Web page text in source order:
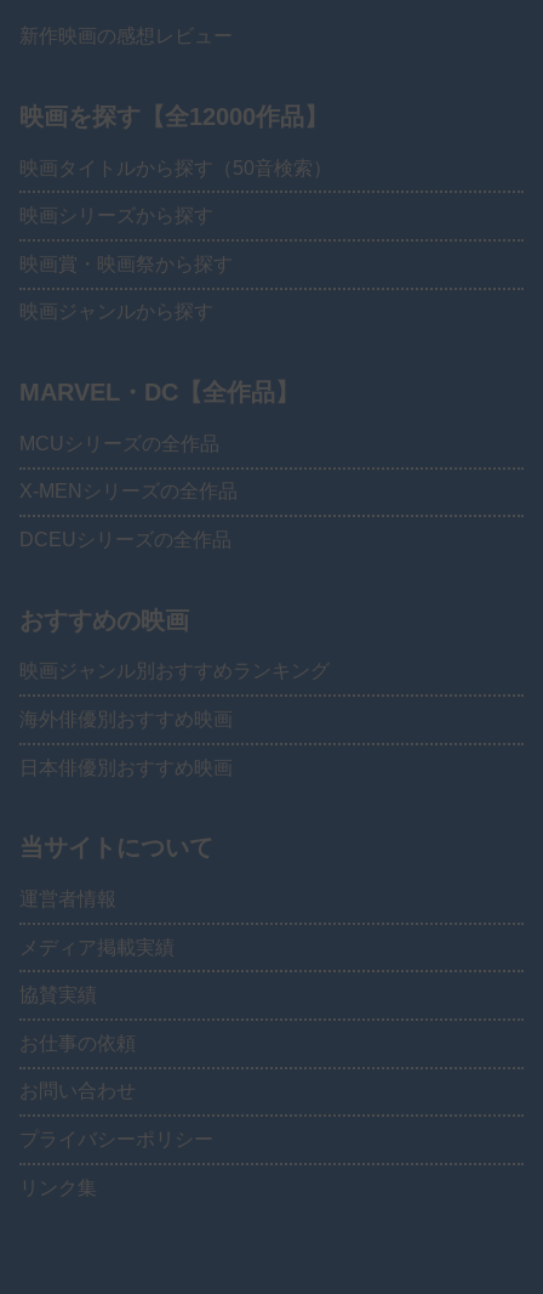
新作映画の感想レビュー
映画を探す【全12000作品】
映画タイトルから探す（50音検索）
映画シリーズから探す
映画賞・映画祭から探す
映画ジャンルから探す
MARVEL・DC【全作品】
MCUシリーズの全作品
X-MENシリーズの全作品
DCEUシリーズの全作品
おすすめの映画
映画ジャンル別おすすめランキング
海外俳優別おすすめ映画
日本俳優別おすすめ映画
当サイトについて
運営者情報
メディア掲載実績
協賛実績
お仕事の依頼
お問い合わせ
プライバシーポリシー
リンク集